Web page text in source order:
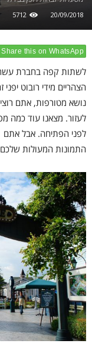
20/09/2018
5712
Share this on WhatsApp
לשתות קפה בחברת
הצהריים מידי רובוט יפני
נושא מטורפות, אתם
לעזור. מצאנו עוד כמה
לפני הפתיחה. אבל אתם
התמונות המעולות